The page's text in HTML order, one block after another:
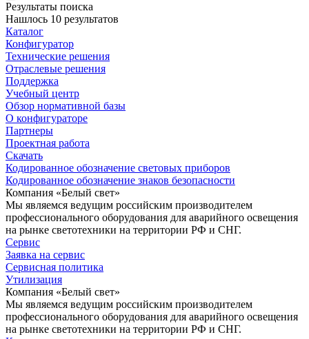
Результаты поиска
Нашлось 10 результатов
Каталог
Конфигуратор
Технические решения
Отраслевые решения
Поддержка
Учебный центр
Обзор нормативной базы
О конфигураторе
Партнеры
Проектная работа
Скачать
Кодированное обозначение световых приборов
Кодированное обозначение знаков безопасности
Компания «Белый свет»
Мы являемся ведущим российским производителем
профессионального оборудования для аварийного освещения
на рынке светотехники на территории РФ и СНГ.
Сервис
Заявка на сервис
Сервисная политика
Утилизация
Компания «Белый свет»
Мы являемся ведущим российским производителем
профессионального оборудования для аварийного освещения
на рынке светотехники на территории РФ и СНГ.